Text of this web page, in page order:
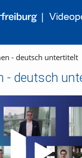
- deutsch untertitelt
- deutsch